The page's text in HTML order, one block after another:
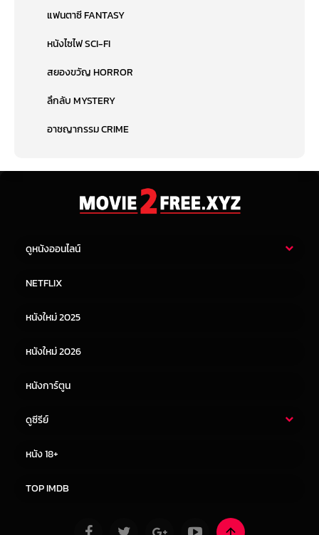
แฟนตาซี FANTASY
หนังไซไฟ SCI-FI
สยองขวัญ HORROR
ลึกลับ MYSTERY
อาชญากรรม CRIME
ดูหนังออนไลน์
หนังจีน
NETFLIX
หนังใหม่ 2025
หนังใหม่ 2026
หนังการ์ตูน
ดูซีรีย์
หนัง 18+
TOP IMDB